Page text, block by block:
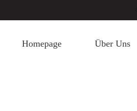
Homepage Über Uns